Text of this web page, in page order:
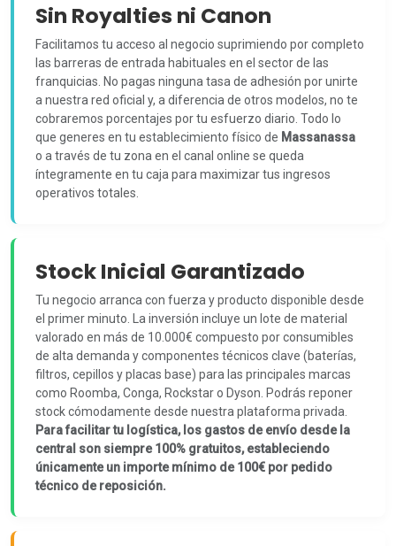
Sin Royalties ni Canon
Facilitamos tu acceso al negocio suprimiendo por completo
las barreras de entrada habituales en el sector de las
franquicias. No pagas ninguna tasa de adhesión por unirte
a nuestra red oficial y, a diferencia de otros modelos, no te
cobraremos porcentajes por tu esfuerzo diario. Todo lo
que generes en tu establecimiento físico de Massanassa
o a través de tu zona en el canal online se queda
íntegramente en tu caja para maximizar tus ingresos
operativos totales.
Stock Inicial Garantizado
Tu negocio arranca con fuerza y producto disponible desde
el primer minuto. La inversión incluye un lote de material
valorado en más de 10.000€ compuesto por consumibles
de alta demanda y componentes técnicos clave (baterías,
filtros, cepillos y placas base) para las principales marcas
como Roomba, Conga, Rockstar o Dyson. Podrás reponer
stock cómodamente desde nuestra plataforma privada.
Para facilitar tu logística, los gastos de envío desde la
central son siempre 100% gratuitos, estableciendo
únicamente un importe mínimo de 100€ por pedido
técnico de reposición.